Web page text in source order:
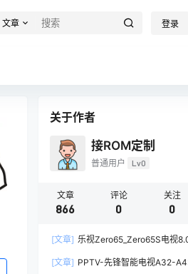
文章 登录
关于作者
接ROM定制
普通用户 Lv0
文章
866
评论
0
关注
0
[文章] 乐视Zero65_Zero65S电视
[文章] PPTV-先锋智能电视A32-